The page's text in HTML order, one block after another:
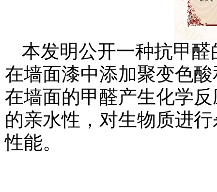
本发明公开一种抗甲
在墙面漆中添加聚变色
在墙面的甲醛产生化学
的亲水性，对生物质进
性能。